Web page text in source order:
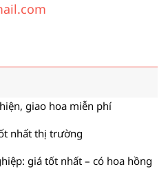
giao hoa miễn phí
nhất thị trường
giá tốt nhất – có hoa hồng